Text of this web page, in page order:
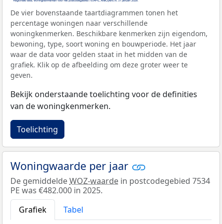
De vier bovenstaande taartdiagrammen tonen het
percentage woningen naar verschillende
woningkenmerken. Beschikbare kenmerken zijn eigendom,
bewoning, type, soort woning en bouwperiode. Het jaar
waar de data voor gelden staat in het midden van de
grafiek. Klik op de afbeelding om deze groter weer te
geven.
Bekijk onderstaande toelichting voor de definities
van de woningkenmerken.
Toelichting
Woningwaarde per jaar
De gemiddeldeWOZ-waarde in postcodegebied 7534
PE was €482.000 in 2025.
Grafiek
Tabel